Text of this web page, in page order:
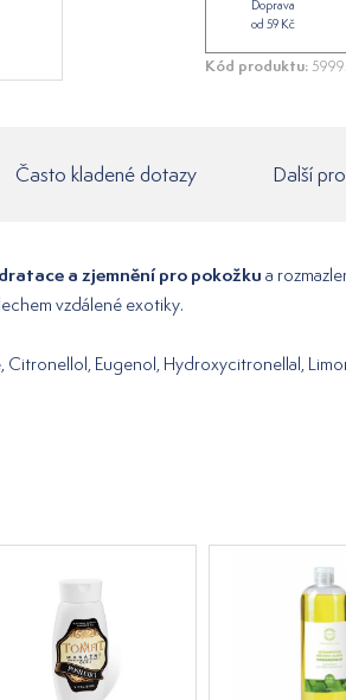
Doprava
od 59 Kč
Kód produktu:
Často kladené dotazy Další
a zjemnění pro pokožku a
vzdálené exotiky.
Citronellol, Eugenol, Hydroxycitronellal,